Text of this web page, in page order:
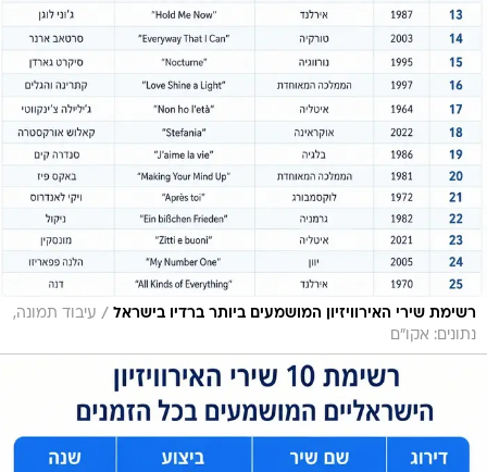
רשימת שירי האירוויזיון המושמעים ביותר ברדיו בישראל / עיבוד תמונה,
נתונים: אקו"ם